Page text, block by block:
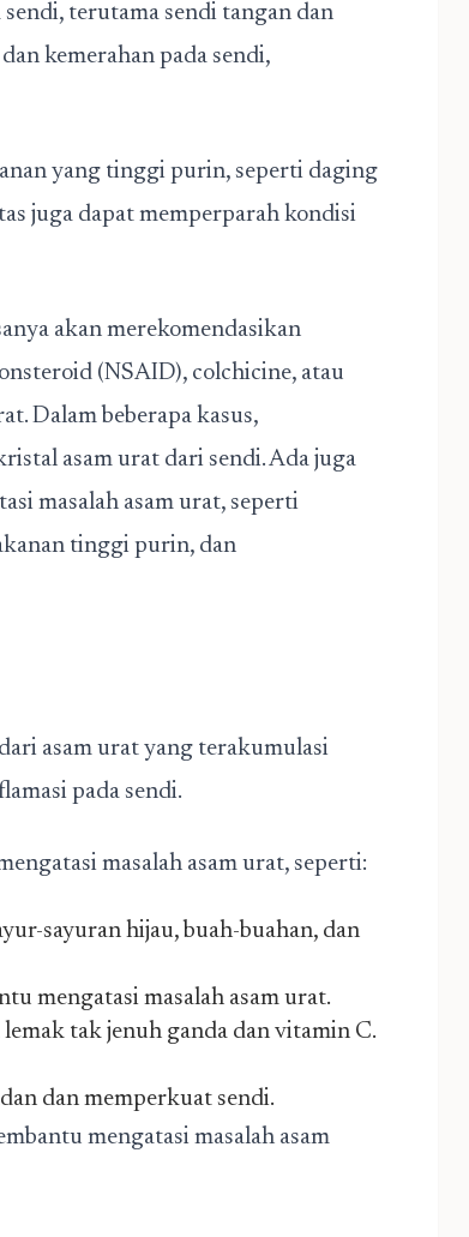
terutama sendi tangan dan
kemerahan pada sendi,
yang tinggi purin, seperti daging
juga dapat memperparah kondisi
akan merekomendasikan
(NSAID), colchicine, atau
Dalam beberapa kasus,
asam urat dari sendi. Ada juga
masalah asam urat, seperti
tinggi purin, dan
asam urat yang terakumulasi
pada sendi.
masalah asam urat, seperti:
sayuran hijau, buah-buahan, dan
mengatasi masalah asam urat.
tak jenuh ganda dan vitamin C.
dan memperkuat sendi.
mengatasi masalah asam